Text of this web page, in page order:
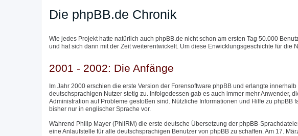
Die phpBB.de Chronik
Wie jedes Projekt hatte natürlich auch phpBB.de nicht schon am ersten Tag 50.000
und hat sich dann mit der Zeit weiterentwickelt. Um diese Enwicklungsgeschichte für die
2001 - 2002: Die Anfänge
Im Jahr 2000 erschien die erste Version der Forensoftware phpBB und erlangte
deutschsprachigen Nutzer stetig zu. Infolgedessen gab es auch immer mehr Anwender,
Administration auf Probleme gestoßen sind. Nützliche Informationen und Hilfe zu phpBB
bisher nur in englischer Sprache vor.
Während Philip Mayer (PhilRM) die erste deutsche Übersetzung der phpBB-
eine Anlaufstelle für alle deutschsprachigen Benutzer von phpBB zu schaffen. Am 17.